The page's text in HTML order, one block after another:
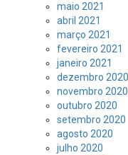
maio 2021
abril 2021
março 2021
fevereiro 2021
janeiro 2021
dezembro 2020
novembro 2020
outubro 2020
setembro 2020
agosto 2020
julho 2020